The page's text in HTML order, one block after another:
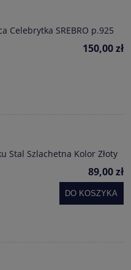
Celebrytka SREBRO p.925
150,00 zł
Stal Szlachetna Kolor Złoty
89,00 zł
DO KOSZYKA